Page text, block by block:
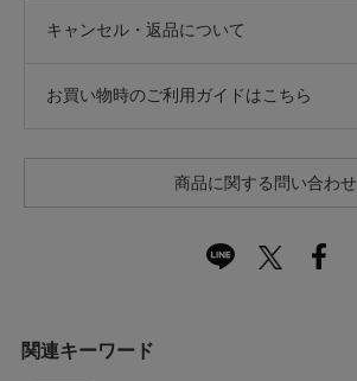
キャンセル・返品について
お買い物時のご利用ガイドはこちら
商品に関する問い合わせ
関連キーワード